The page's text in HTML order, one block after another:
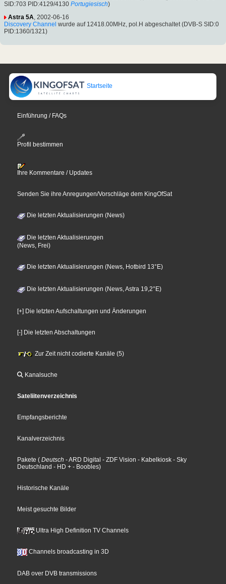
SID:703 PID:4129/4130 Portugiesisch)
Astra 5A, 2002-06-16
Discovery Channel wurde auf 12418.00MHz, pol.H abgeschaltet (DVB-S SID:0
PID:1360/1321)
Startseite
Einführung / FAQs
Profil bestimmen
Ihre Kommentare / Updates
Senden Sie ihre Anregungen/Vorschläge dem KingOfSat
Die letzten Aktualisierungen (News)
Die letzten Aktualisierungen
(News, Frei)
Die letzten Aktualisierungen (News, Hotbird 13°E)
Die letzten Aktualisierungen (News, Astra 19,2°E)
[+] Die letzten Aufschaltungen und Änderungen
[-] Die letzten Abschaltungen
Zur Zeit nicht codierte Kanäle (5)
Kanalsuche
Sateliitenverzeichnis
Empfangsberichte
Kanalverzeichnis
Pakete ( Deutsch - ARD Digital - ZDF Vision - Kabelkiosk - Sky
Deutschland - HD + - Boobles)
Historische Kanäle
Meist gesuchte Bilder
Ultra High Definition TV Channels
Channels broadcasting in 3D
DAB over DVB transmissions